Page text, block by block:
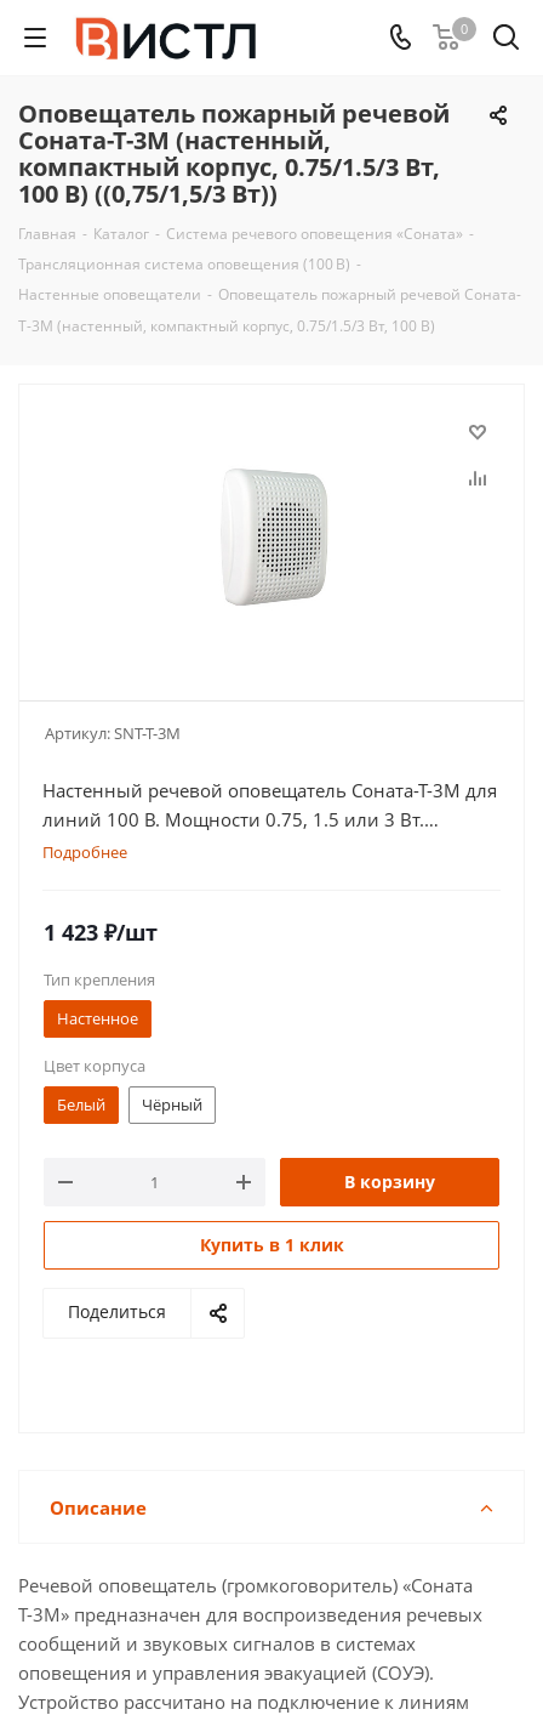
0
Оповещатель пожарный речевой
Соната-Т-3М (настенный,
компактный корпус, 0.75/1.5/3 Вт,
100 В) ((0,75/1,5/3 Вт))
Главная - Каталог - Система речевого оповещения «Соната» -
Трансляционная система оповещения (100 В) -
Настенные оповещатели - Оповещатель пожарный речевой Соната-
Т-3М (настенный, компактный корпус, 0.75/1.5/3 Вт, 100 В)
Артикул:SNT-T-3M
Настенный речевой оповещатель Соната-Т-3М для
линий 100 В. Мощности 0.75, 1.5 или 3 Вт.
Компактный корпус в белом или черном цвете
Подробнее
1 423 ₽/шт
Тип крепления
Настенное
Цвет корпуса
Белый
Чёрный
В корзину
Купить в 1 клик
Поделиться
Описание
Речевой оповещатель (громкоговоритель) «Соната
Т-3М» предназначен для воспроизведения речевых
сообщений и звуковых сигналов в системах
оповещения и управления эвакуацией (СОУЭ).
Устройство рассчитано на подключение к линиям